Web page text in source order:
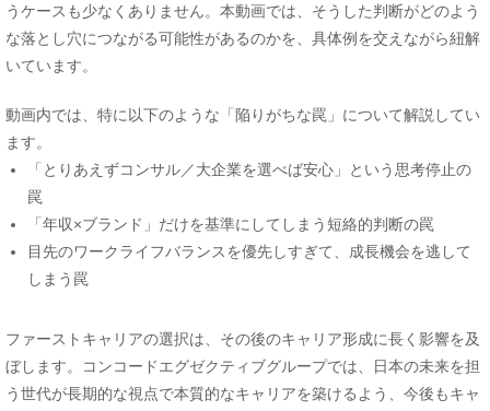
うケースも少なくありません。本動画では、そうした判断がどのよう
な落とし穴につながる可能性があるのかを、具体例を交えながら紐解
いています。
動画内では、特に以下のような「陥りがちな罠」について解説してい
ます。
「とりあえずコンサル／大企業を選べば安心」という思考停止の
罠
「年収×ブランド」だけを基準にしてしまう短絡的判断の罠
目先のワークライフバランスを優先しすぎて、成長機会を逃して
しまう罠
ファーストキャリアの選択は、その後のキャリア形成に長く影響を及
ぼします。コンコードエグゼクティブグループでは、日本の未来を担
う世代が長期的な視点で本質的なキャリアを築けるよう、今後もキャ